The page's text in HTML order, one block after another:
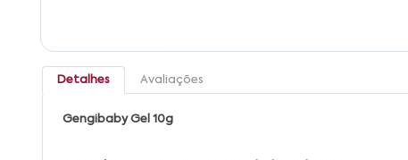
Detalhes Avaliações
Gengibaby Gel 10g